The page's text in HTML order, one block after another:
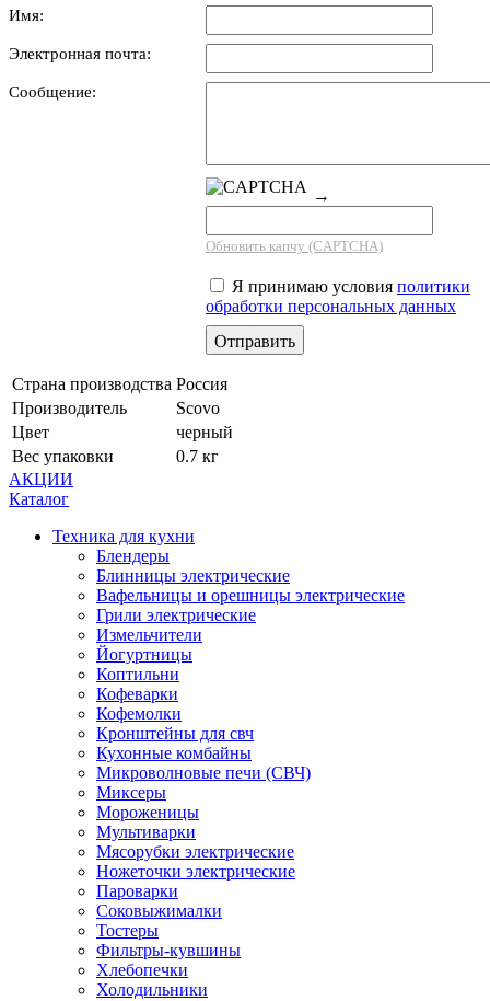
Имя:
Электронная почта:
Сообщение:
→
Обновить капчу (CAPTCHA)
Я принимаю условия политики
обработки персональных данных
Страна производства Россия
Производитель
Scovo
Цвет
черный
Вес упаковки
0.7 кг
АКЦИИ
Каталог
Техника для кухни
Блендеры
Блинницы электрические
Вафельницы и орешницы электрические
Грили электрические
Измельчители
Йогуртницы
Коптильни
Кофеварки
Кофемолки
Кронштейны для свч
Кухонные комбайны
Микроволновые печи (СВЧ)
Миксеры
Мороженицы
Мультиварки
Мясорубки электрические
Ножеточки электрические
Пароварки
Соковыжималки
Тостеры
Фильтры-кувшины
Хлебопечки
Холодильники